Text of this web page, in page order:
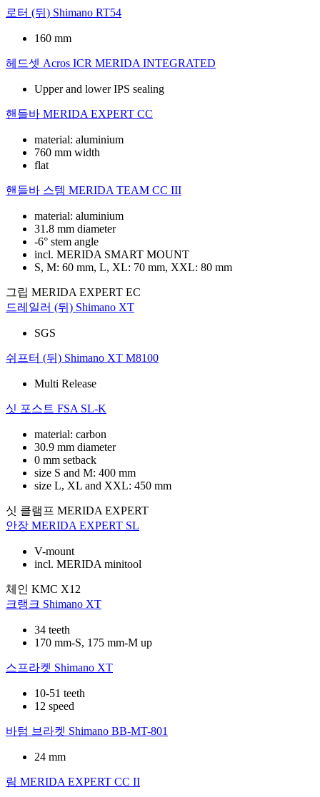
로터 (뒤) Shimano RT54
160 mm
헤드셋 Acros ICR MERIDA INTEGRATED
Upper and lower IPS sealing
핸들바 MERIDA EXPERT CC
material: aluminium
760 mm width
flat
핸들바 스템 MERIDA TEAM CC III
material: aluminium
31.8 mm diameter
-6° stem angle
incl. MERIDA SMART MOUNT
S, M: 60 mm, L, XL: 70 mm, XXL: 80 mm
그립 MERIDA EXPERT EC
드레일러 (뒤) Shimano XT
SGS
쉬프터 (뒤) Shimano XT M8100
Multi Release
싯 포스트 FSA SL-K
material: carbon
30.9 mm diameter
0 mm setback
size S and M: 400 mm
size L, XL and XXL: 450 mm
싯 클램프 MERIDA EXPERT
안장 MERIDA EXPERT SL
V-mount
incl. MERIDA minitool
체인 KMC X12
크랭크 Shimano XT
34 teeth
170 mm-S, 175 mm-M up
스프라켓 Shimano XT
10-51 teeth
12 speed
바텀 브라켓 Shimano BB-MT-801
24 mm
림 MERIDA EXPERT CC II